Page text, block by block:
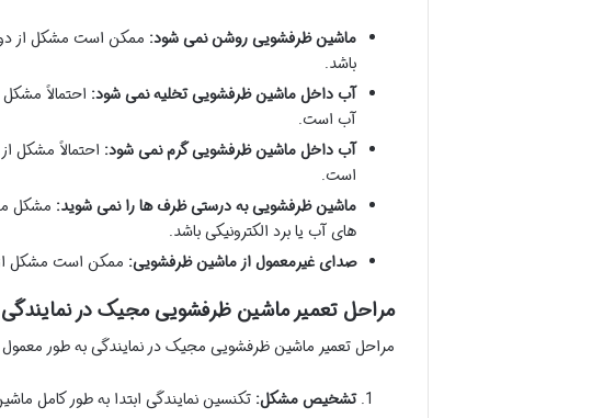
ماشین ظرفشویی روشن نمی شود: ممکن است مشکل از
باشد.
آب داخل ماشین ظرفشویی تخلیه نمی شود: احتمالاً
آب است.
آب داخل ماشین ظرفشویی گرم نمی شود: احتمالاً مشکل
است.
ماشین ظرفشویی به درستی ظرف ها را نمی شوید: مشکل
های آب یا برد الکترونیکی باشد.
صدای غیرمعمول از ماشین ظرفشویی: ممکن است مشکل از
مراحل تعمیر ماشین ظرفشویی مجیک در نمایندگی
مراحل تعمیر ماشین ظرفشویی مجیک در نمایندگی به طور
تشخیص مشکل: تکنسین نمایندگی ابتدا به طور کامل